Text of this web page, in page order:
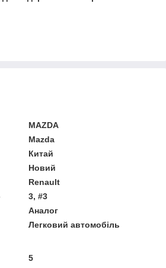
MAZDA
Mazda
Китай
Новий
Renault
3, #3
Аналог
Легковий автомобіль
5